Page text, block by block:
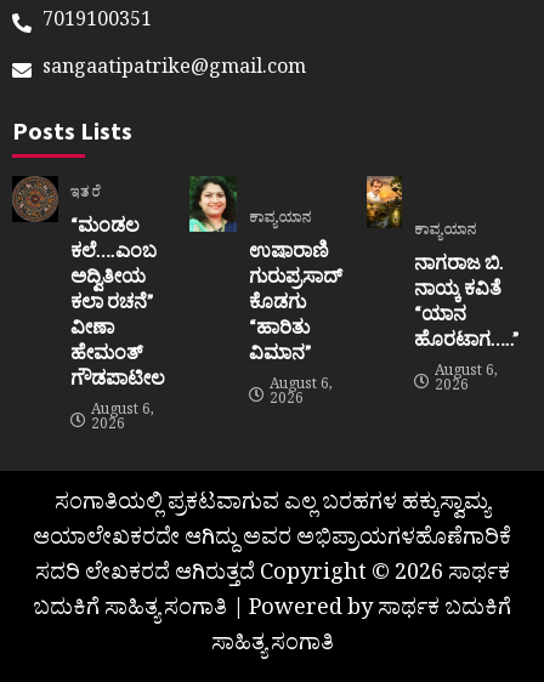
7019100351
sangaatipatrike@gmail.com
Posts Lists
ಇತರೆ
“ಮಂಡಲ
ಕಲೆ….ಎಂಬ
ಅದ್ವಿತೀಯ
ಕಲಾ ರಚನೆ”‌
ವೀಣಾ
ಹೇಮಂತ್‌
ಗೌಡಪಾಟೀಲ
August 6,
2026
ಕಾವ್ಯಯಾನ
ಉಷಾರಾಣಿ
ಗುರುಪ್ರಸಾದ್
ಕೊಡಗು
“ಹಾರಿತು
ವಿಮಾನ”
August 6,
2026
ಕಾವ್ಯಯಾನ
ನಾಗರಾಜ ಬಿ.
ನಾಯ್ಕ ಕವಿತೆ
“ಯಾನ
ಹೊರಟಾಗ…..”
August 6,
2026
ಸಂಗಾತಿಯಲ್ಲಿ ಪ್ರಕಟವಾಗುವ ಎಲ್ಲ ಬರಹಗಳ ಹಕ್ಕುಸ್ವಾಮ್ಯ
ಆಯಾಲೇಖಕರದೇ ಆಗಿದ್ದು ಅವರ ಅಭಿಪ್ರಾಯಗಳಹೊಣೆಗಾರಿಕೆ
ಸದರಿ ಲೇಖಕರದೆ ಆಗಿರುತ್ತದೆ Copyright © 2026 ಸಾರ್ಥಕ
ಬದುಕಿಗೆ ಸಾಹಿತ್ಯ ಸಂಗಾತಿ | Powered by ಸಾರ್ಥಕ ಬದುಕಿಗೆ
ಸಾಹಿತ್ಯ ಸಂಗಾತಿ